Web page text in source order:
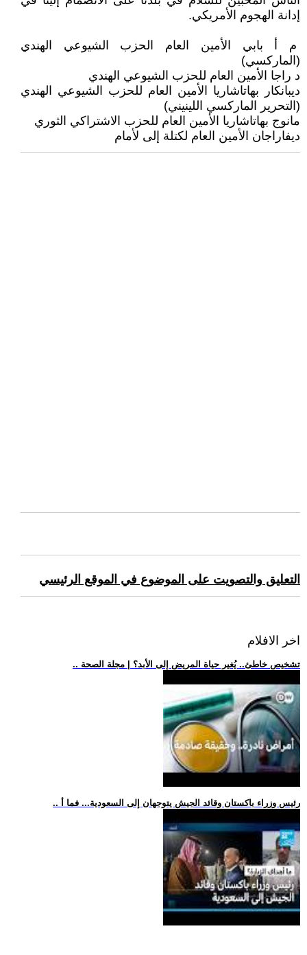
إدانة الهجوم الأمريكي.
م أ بابي الأمين العام الحزب الشيوعي الهندي
(الماركسي)
د راجا الأمين العام للحزب الشيوعي الهندي
ديبانكار بهاتاشاريا الأمين العام للحزب الشيوعي الهندي
(التحرير الماركسي اللينيني)
مانوج بهاتاشاريا الأمين العام للحزب الاشتراكي الثوري
ديفاراجان الأمين العام لكتلة إلى لأمام
التعليق والتصويت على الموضوع في الموقع الرئيسي
اخر الافلام
.. تشخيص خاطئ.. يُغير حياة المريض إلى الأبد؟ | مجلة الصحة
.. رئيس وزراء باكستان وقائد الجيش يتوجهان إلى السعودية... فما أ